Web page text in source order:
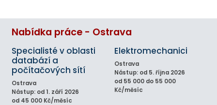
Nabídka práce - Ostrava
Specialisté v oblasti
databází a
počítačových sítí
Ostrava
Nástup: od 1. září 2026
od 45 000 Kč/měsíc
Elektromechanici
Ostrava
Nástup: od 5. října 2026
od 55 000 do 55 000
Kč/měsíc